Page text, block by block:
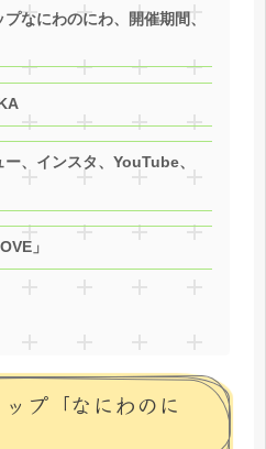
なにわのにわ、開催期間、
、インスタ、YouTube、
」
プ「なにわのに